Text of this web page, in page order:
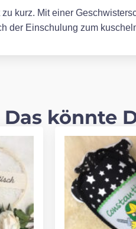
kurz. Mit einer
der Einschulung zum
Das könnte